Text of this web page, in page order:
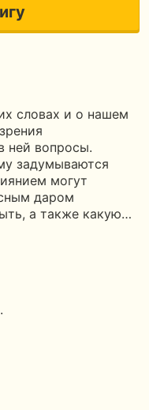
словах и о нашем
ней вопросы.
задумываются
могут
даром
а также какую…